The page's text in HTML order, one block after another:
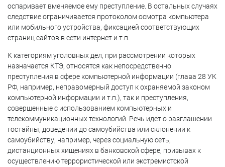
оспаривает вменяемое ему преступление. В остальных случаях
следствие ограничивается протоколом осмотра компьютера
или мобильного устройства, фиксацией соответствующих
страниц сайтов в сети интернет и т.п.
К категориям уголовных дел, при рассмотрении которых
назначается КТЭ, относятся как непосредственно
преступления в сфере компьютерной информации (глава 28 УК
РФ, например, неправомерный доступ к охраняемой законом
компьютерной информации и т.п.), так и преступления,
совершенные с использованием компьютерных и
телекоммуникационных технологий. Речь идет о разглашении
гостайны, доведении до самоубийства или склонении к
самоубийству, например, через социальную сеть,
дистанционных хищениях в банковской сфере, призывах к
осуществлению террористической или экстремистской